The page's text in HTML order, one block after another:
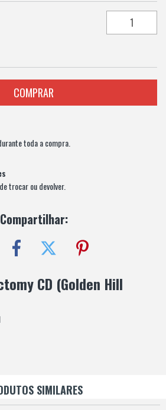
toda a compra.
trocar ou devolver.
Compartilhar:
CD (Golden Hill
SIMILARES